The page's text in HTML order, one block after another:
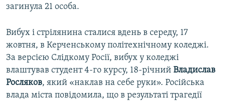
загинула 21 особа.
Вибух і стрілянина сталися вдень в середу, 17
жовтня, в Керченському політехнічному коледжі.
За версією Слідкому Росії, вибух у коледжі
влаштував студент 4-го курсу, 18-річний Владислав
Росляков, який «наклав на себе руки». Російська
влада міста повідомила, що в результаті трагедії